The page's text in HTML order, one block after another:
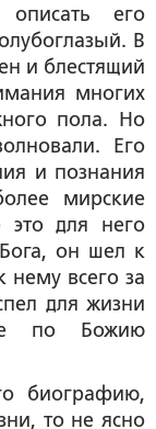
описать его
В
и блестящий
многих
пола. Но
Его
и познания
мирские
это для него
он шел к
всего за
для жизни
по Божию
биографию,
то не ясно